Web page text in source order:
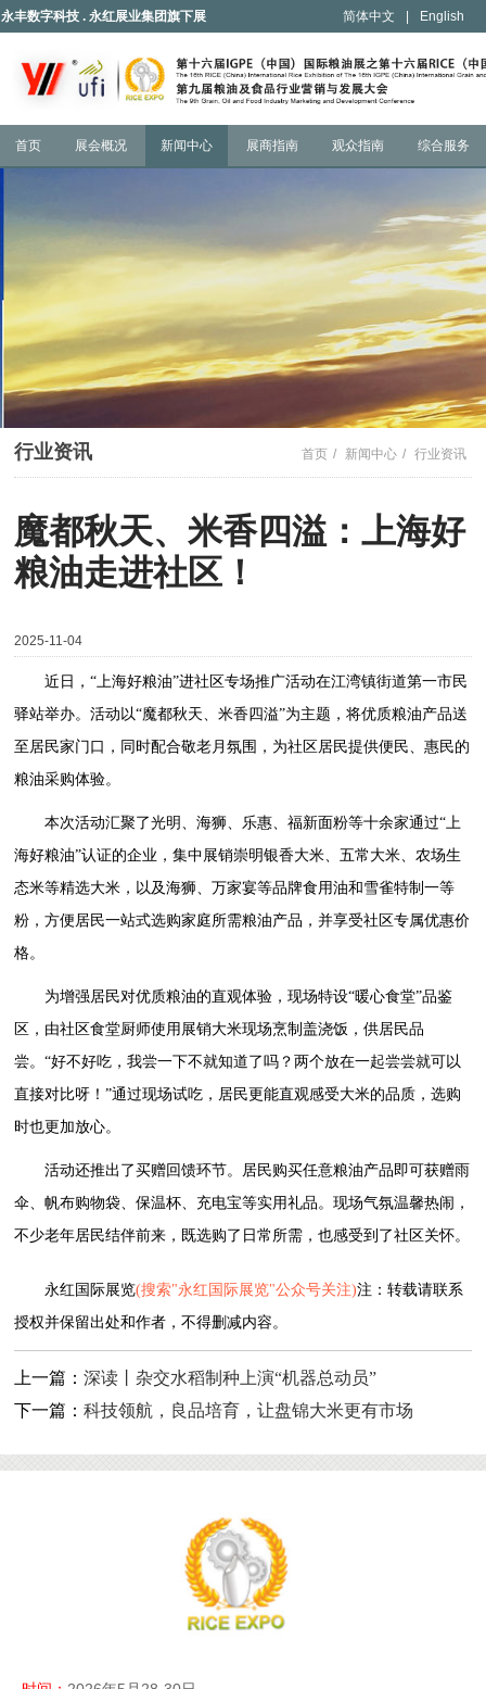
永丰数字科技 . 永红展业集团旗下展 简体中文 English
首页 展会概况 新闻中心 展商指南 观众指南 综合服务
行业资讯 首页 / 新闻中心 / 行业资讯
魔都秋天、米香四溢：上海好
粮油走进社区！
2025-11-04
近日，“上海好粮油”进社区专场推广活动在江湾镇街道第一市民
驿站举办。活动以“魔都秋天、米香四溢”为主题，将优质粮油产品送
至居民家门口，同时配合敬老月氛围，为社区居民提供便民、惠民的
粮油采购体验。
本次活动汇聚了光明、海狮、乐惠、福新面粉等十余家通过“上
海好粮油”认证的企业，集中展销崇明银香大米、五常大米、农场生
态米等精选大米，以及海狮、万家宴等品牌食用油和雪雀特制一等
粉，方便居民一站式选购家庭所需粮油产品，并享受社区专属优惠价
格。
为增强居民对优质粮油的直观体验，现场特设“暖心食堂”品鉴
区，由社区食堂厨师使用展销大米现场烹制盖浇饭，供居民品
尝。“好不好吃，我尝一下不就知道了吗？两个放在一起尝尝就可以
直接对比呀！”通过现场试吃，居民更能直观感受大米的品质，选购
时也更加放心。
活动还推出了买赠回馈环节。居民购买任意粮油产品即可获赠雨
伞、帆布购物袋、保温杯、充电宝等实用礼品。现场气氛温馨热闹，
不少老年居民结伴前来，既选购了日常所需，也感受到了社区关怀。
永红国际展览(搜索"永红国际展览"公众号关注)注：转载请联系
授权并保留出处和作者，不得删减内容。
上一篇：深读丨杂交水稻制种上演“机器总动员”
下一篇：科技领航，良品培育，让盘锦大米更有市场